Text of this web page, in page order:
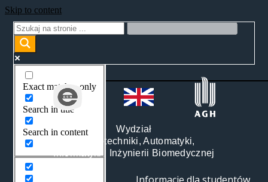
Skip to content
Exact matches only
Search in title
Search in content
Wydział
Elektrotechniki, Automatyki,
Informatyki i Inżynierii Biomedycznej